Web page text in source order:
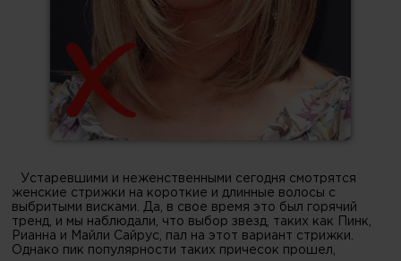
Устаревшими и неженственными сегодня смотрятся
женские стрижки на короткие и длинные волосы с
выбритыми висками. Да, в свое время это был горячий
тренд, и мы наблюдали, что выбор звезд, таких как Пинк,
Рианна и Майли Сайрус, пал на этот вариант стрижки.
Однако пик популярности таких причесок прошел,